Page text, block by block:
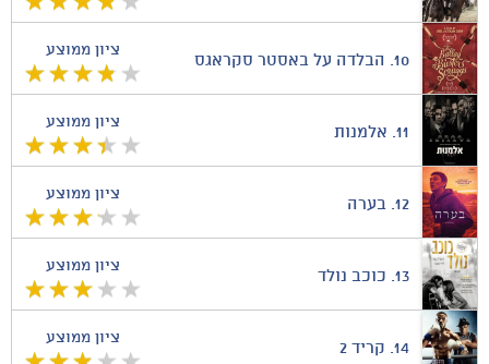
ציון ממוצע
10. הבלדה על באסטר סקראגס
ציון ממוצע
11. אלמנות
ציון ממוצע
12. בערה
ציון ממוצע
13. כוכב נולד
ציון ממוצע
14. קריד 2